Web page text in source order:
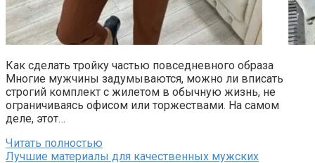
Как сделать тройку частью повседневного образа
Многие мужчины задумываются, можно ли вписать
строгий комплект с жилетом в обычную жизнь, не
ограничиваясь офисом или торжествами. На самом
деле, этот…
Читать полностью
Лучшие материалы для качественных мужских